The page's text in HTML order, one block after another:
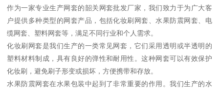
作为一家专业生产网套的韶关网套批发厂家，我们致力于为广大客
户提供多种类型的网套产品，包括化妆刷网套、水果防震网套、电
缆网套、塑料网套等，满足不同行业和个人需求。
化妆刷网套是我们生产的一类常见网套，它们采用透明或半透明的
塑料材料制成，具有良好的弹性和耐用性。这种网套可以有效保护
化妆刷，避免刷子形变或损坏，方便携带和存放。
水果防震网套在水果包装中起到了非常重要的作用。我们生产的水